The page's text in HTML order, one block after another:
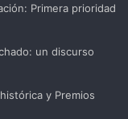
Primera prioridad
un discurso
y Premios